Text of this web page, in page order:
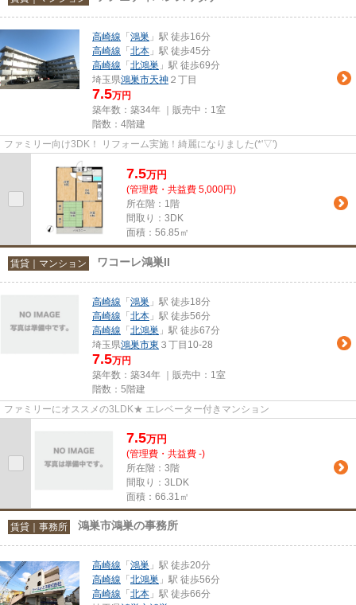
高崎線 「 鴻巣 」駅 徒歩16分
高崎線 「 北本 」駅 徒歩45分
高崎線 「 北鴻巣 」駅 徒歩69分
埼玉県鴻巣市天神 ２丁目
7.5万円
築年数：築34年 ｜販売中： 1室
階数：4階建
ファミリー向け3DK！ リフォーム実施！綺麗になりました(*'▽')
7.5万円
(管理費・共益費 5,000円)
所在階：1階
間取り：3DK
面積：56.85㎡
賃貸｜マンション ワコーレ鴻巣II
高崎線 「 鴻巣 」駅 徒歩18分
高崎線 「 北本 」駅 徒歩56分
高崎線 「 北鴻巣 」駅 徒歩67分
埼玉県鴻巣市東 ３丁目10-28
7.5万円
築年数：築34年 ｜販売中： 1室
階数：5階建
ファミリーにオススメの3LDK★ エレベーター付きマンション
7.5万円
(管理費・共益費 -)
所在階：3階
間取り：3LDK
面積：66.31㎡
賃貸｜事務所 鴻巣市鴻巣の事務所
高崎線 「 鴻巣 」駅 徒歩20分
高崎線 「 北鴻巣 」駅 徒歩56分
高崎線 「 北本 」駅 徒歩66分